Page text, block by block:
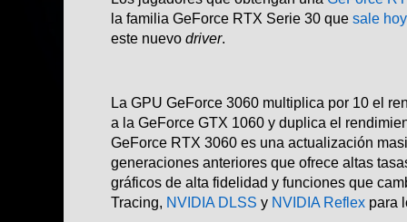
la familia GeForce RTX Serie 30 que sale
este nuevo driver.
La GPU GeForce 3060 multiplica por 10 el
a la GeForce GTX 1060 y duplica el
GeForce RTX 3060 es una actualización
generaciones anteriores que ofrece altas
gráficos de alta fidelidad y funciones que
Tracing, NVIDIA DLSS y NVIDIA Reflex para